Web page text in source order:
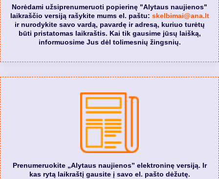
Norėdami užsiprenumeruoti popierinę "Alytaus naujienos"
laikraščio versiją rašykite mums el. paštu: skelbimai@ana.lt
ir nurodykite savo vardą, pavardę ir adresą, kuriuo turėtų
būti pristatomas laikraštis. Kai tik gausime jūsų laišką,
informuosime Jus dėl tolimesnių žingsnių.
Prenumeruokite „Alytaus naujienos” elektroninę versiją. Ir
kas rytą laikraštį gausite į savo el. pašto dėžutę.